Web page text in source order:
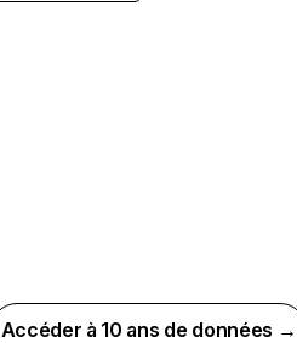
Accéder à 10 ans de données →